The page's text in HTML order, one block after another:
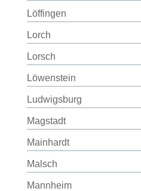
Löffingen
Lorch
Lorsch
Löwenstein
Ludwigsburg
Magstadt
Mainhardt
Malsch
Mannheim